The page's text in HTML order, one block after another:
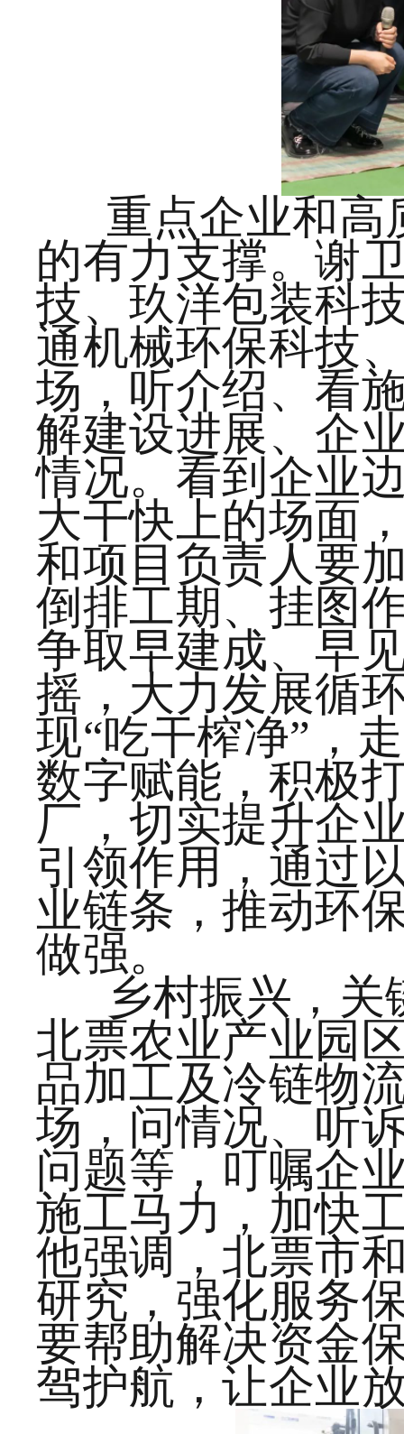
重点企业和高
的有力支撑。谢
技、玖洋包装科
通机械环保科技
场，听介绍、看
解建设进展、企
情况。看到企业
大干快上的场面
和项目负责人要
倒排工期、挂图
争取早建成、早
摇，大力发展循
现“吃干榨净”，
数字赋能，积极
厂，切实提升企
引领作用，通过
业链条，推动环
做强。
乡村振兴，
北票农业产业园
品加工及冷链物
场，问情况、听
问题等，叮嘱企
施工马力，加快
他强调，北票市
研究，强化服务
要帮助解决资金
驾护航，让企业